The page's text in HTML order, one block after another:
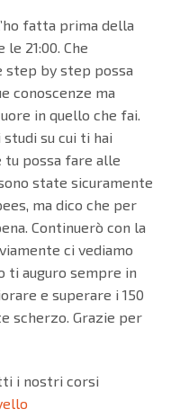
fatta prima della
21:00. Che
step by step possa
conoscenze ma
in quello che fai.
su cui ti hai
tu possa fare alle
state sicuramente
ma dico che per
Continuerò con la
ci vediamo
ti auguro sempre in
e superare i 150
scherzo. Grazie per
i nostri corsi